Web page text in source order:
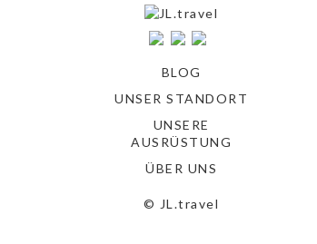
BLOG
UNSER STANDORT
UNSERE
AUSRÜSTUNG
ÜBER UNS
© JL.travel